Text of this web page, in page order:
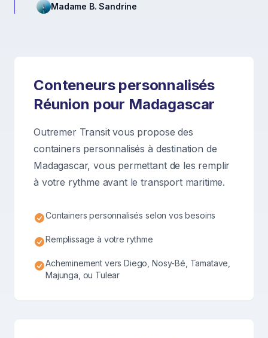
Madame B. Sandrine
Conteneurs personnalisés
Réunion pour Madagascar
Outremer Transit vous propose des
containers personnalisés à destination de
Madagascar, vous permettant de les remplir
à votre rythme avant le transport maritime.
Containers personnalisés selon vos besoins
Remplissage à votre rythme
Acheminement vers Diego, Nosy-Bé, Tamatave,
Majunga, ou Tulear